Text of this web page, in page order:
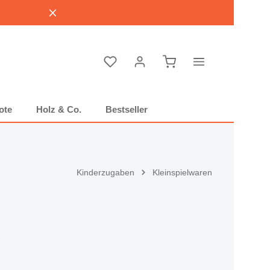
Holz & Co. Bestseller
Kinderzugaben Kleinspielwaren